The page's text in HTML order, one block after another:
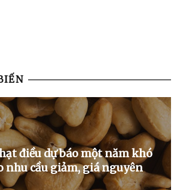
điều dự báo một năm khó
nhu cầu giảm, giá nguyên